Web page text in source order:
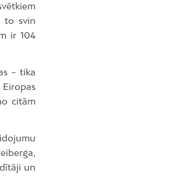
to svin
ir 104
– tika
citām
un